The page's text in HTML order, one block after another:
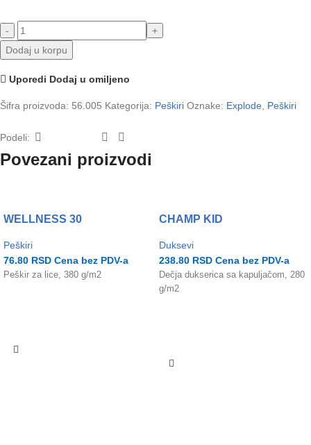
Dodaj u korpu
Uporedi Dodaj u omiljeno
Šifra proizvoda: 56.005 Kategorija: Peškiri Oznake: Explode, Peškiri
Podeli:
Povezani proizvodi
WELLNESS 30
Peškiri
76.80 RSD Cena bez PDV-a
Peškir za lice, 380 g/m2
CHAMP KID
Duksevi
238.80 RSD Cena bez PDV-a
Dečja dukserica sa kapuljačom, 280
g/m2